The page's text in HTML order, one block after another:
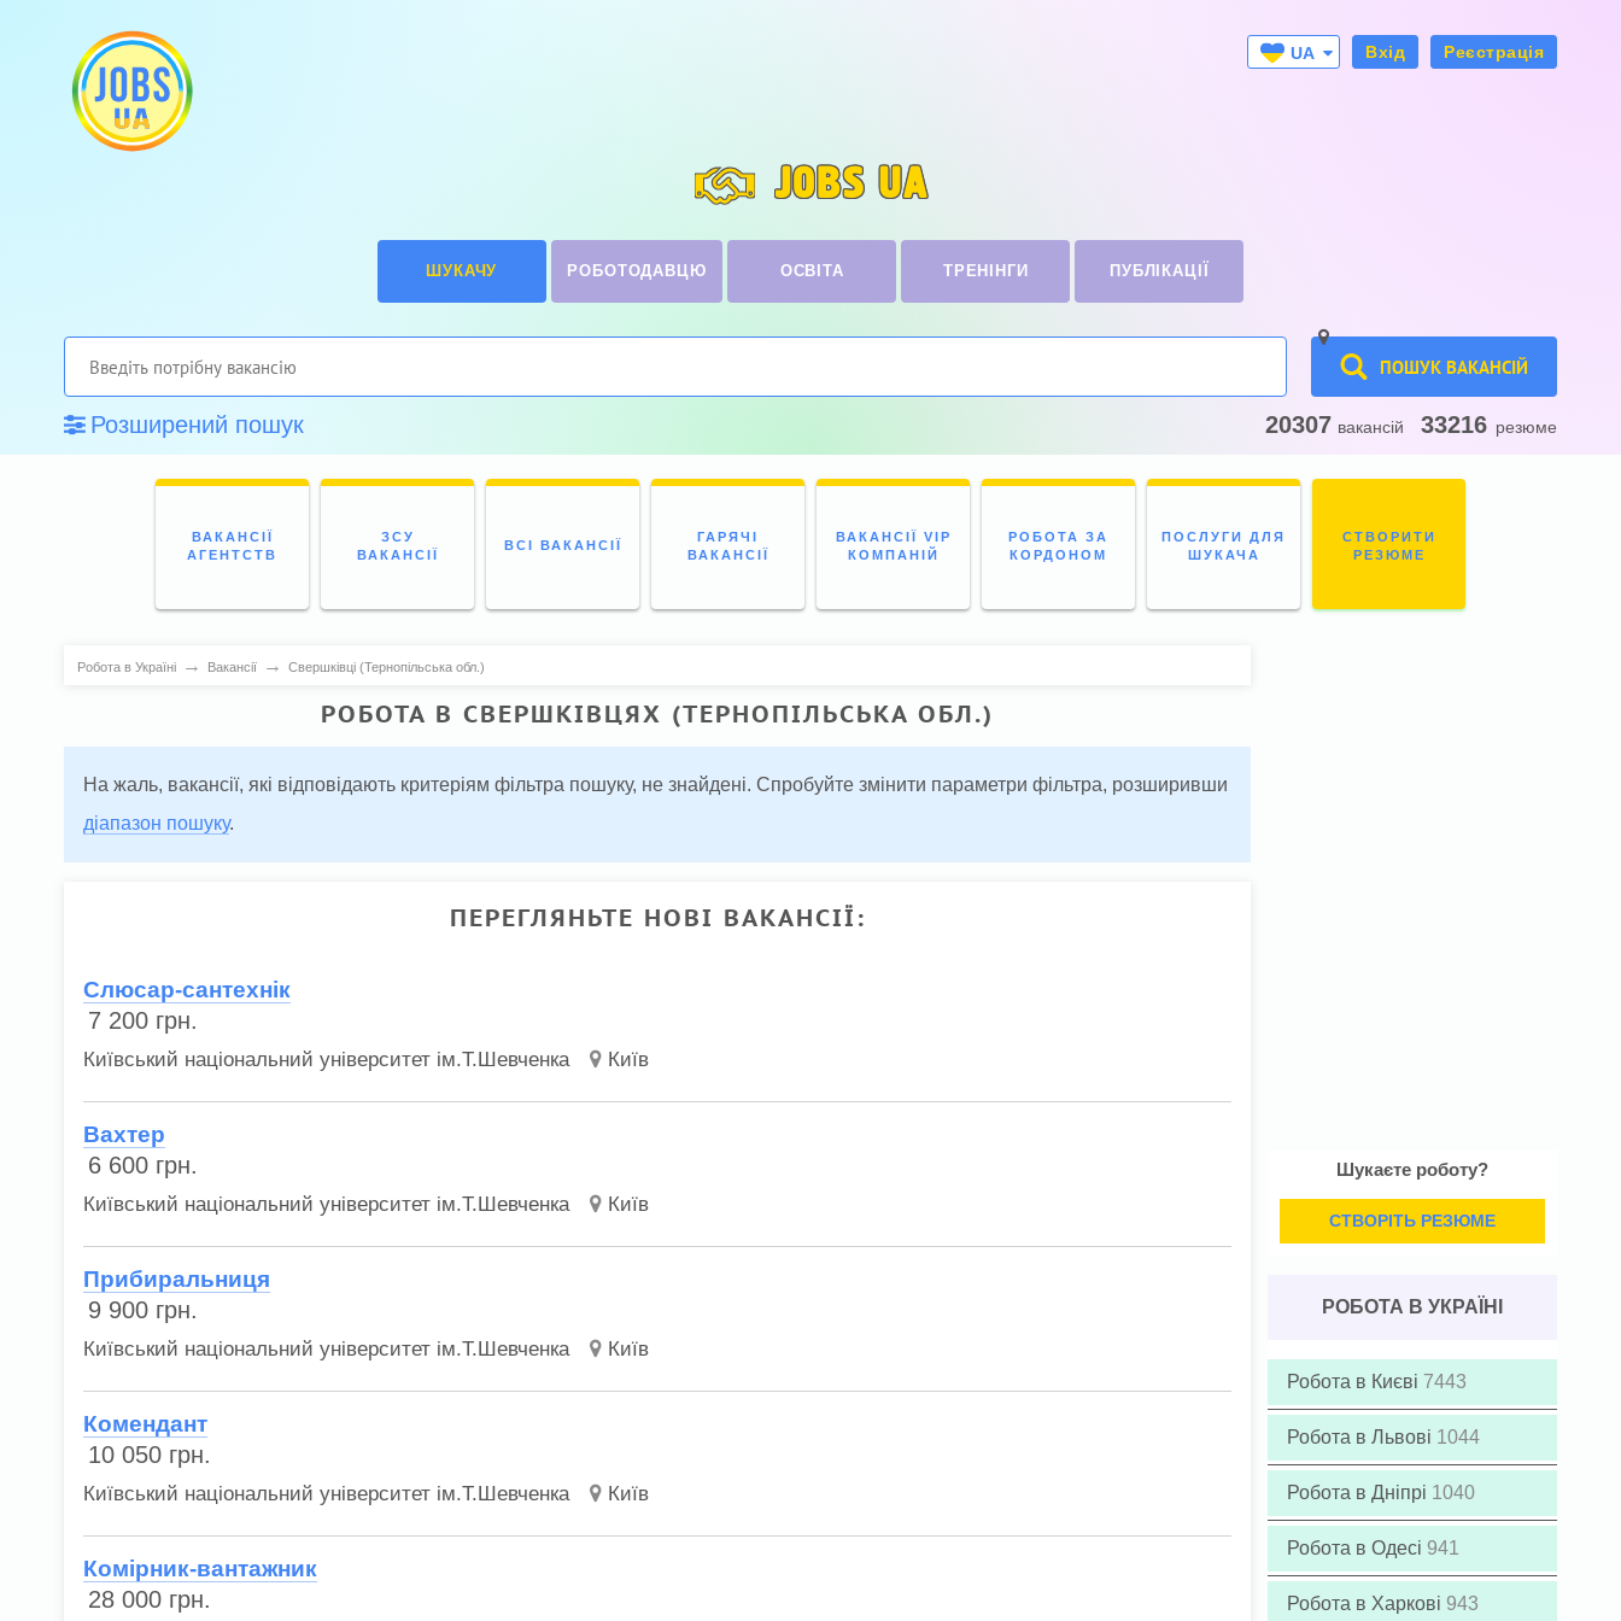
UA
Вхід Реєстрація
JOBS UA
ШУКАЧУ РОБОТОДАВЦЮ ОСВІТА ТРЕНІНГИ ПУБЛІКАЦІЇ
ПОШУК ВАКАНСІЙ
Розширений пошук 20307 вакансій 33216 резюме
ВАКАНСІЇ
АГЕНТСТВ
ЗСУ
ВАКАНСІЇ
ВСІ ВАКАНСІЇ
ГАРЯЧІ
ВАКАНСІЇ
ВАКАНСІЇ VIP
КОМПАНІЙ
РОБОТА ЗА
КОРДОНОМ
ПОСЛУГИ ДЛЯ
ШУКАЧА
СТВОРИТИ
РЕЗЮМЕ
Робота в Україні → Вакансії → Свершківці (Тернопільська обл.)
РОБОТА В СВЕРШКІВЦЯХ (ТЕРНОПІЛЬСЬКА ОБЛ.)
На жаль, вакансії, які відповідають критеріям фільтра пошуку, не знайдені. Спробуйте змінити параметри фільтра, розширивши
діапазон пошуку.
ПЕРЕГЛЯНЬТЕ НОВІ ВАКАНСІЇ:
Слюсар-сантехнік
7 200 грн.
Київський національний університет ім.Т.Шевченка Київ
Вахтер
6 600 грн.
Київський національний університет ім.Т.Шевченка Київ
Прибиральниця
9 900 грн.
Київський національний університет ім.Т.Шевченка Київ
Комендант
10 050 грн.
Київський національний університет ім.Т.Шевченка Київ
Комірник-вантажник
28 000 грн.
Шукаєте роботу?
СТВОРІТЬ РЕЗЮМЕ
РОБОТА В УКРАЇНІ
Робота в Києві 7443
Робота в Львові 1044
Робота в Дніпрі 1040
Робота в Одесі 941
Робота в Харкові 943